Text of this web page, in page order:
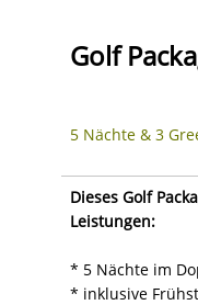
Golf
5 Nächte & 3
Dieses Golf
Leistungen:
* 5 Nächte im
* inklusive